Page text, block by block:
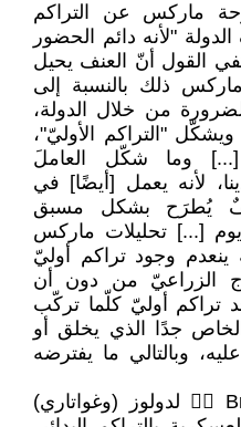
ماركس عن التراكم
"لأنه دائم ‏الحضور
‏القول أنّ العنف يحيل
ذلك بالنسبة إلى
من خلال الدولة،
"التراكم الأوليّ"،
وما شكّل العاملَ
لأنه يعمل [أيضًا] في
يُطرَح بشكل مسبق
[...] تحليلات ‏ماركس
‏وجود تراكم أوليّ
‏الزراعيّ من دون أن
تراكم أوليّ كلّما تركّب
جدًا الذي يخلق أو
وبالتالي ما يفترضه
تسمح تحليلات برودل ‏Braudel‏ ‏‏ لدولوز ‏‏(وغواتاري)